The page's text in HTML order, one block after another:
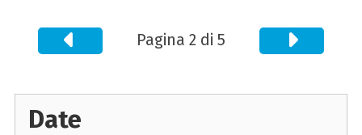
Pagina 2 di 5
Date